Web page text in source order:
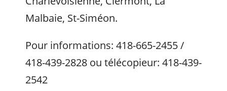
Malbaie, St-Siméon.
Pour informations: 418-665-2455 /
418-439-2828 ou télécopieur: 418-439-
2542